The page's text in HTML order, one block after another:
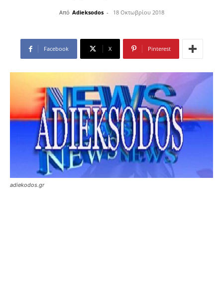
Από Adieksodos - 18 Οκτωβρίου 2018
Facebook X Pinterest
adiekodos.gr